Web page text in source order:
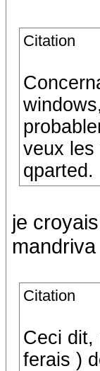
Citation
veux les
qparted.
je
Citation
Ceci dit,
ferais )